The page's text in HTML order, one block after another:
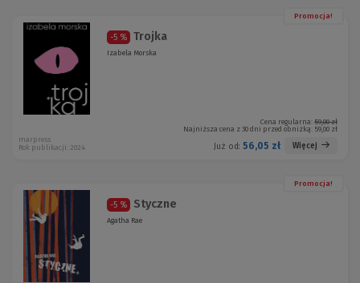
Promocja!
-5 % Trojka
Izabela Morska
Cena regularna: 59,00 zł
Najniższa cena z 30 dni przed obniżką: 59,00 zł
Już od: 56,05 zł Więcej
marpress
Rok publikacji: 2024
Promocja!
-5 % Styczne
Agatha Rae